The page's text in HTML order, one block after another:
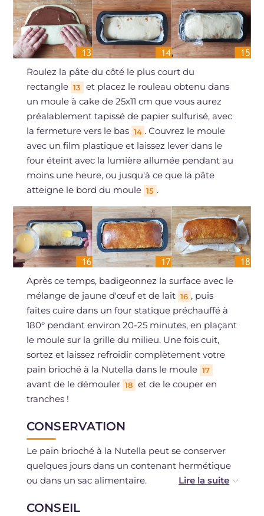
Roulez la pâte du côté le plus court du
rectangle 13
et placez le rouleau obtenu dans
un moule à cake de 25x11 cm que vous aurez
préalablement tapissé de papier sulfurisé, avec
la fermeture vers le bas 14 . Couvrez le moule
avec un film plastique et laissez lever dans le
four éteint avec la lumière allumée pendant au
moins une heure, ou jusqu'à ce que la pâte
atteigne le bord du moule 15 .
Après ce temps, badigeonnez la surface avec le
mélange de jaune d'œuf et de lait 16 , puis
faites cuire dans un four statique préchauffé à
180° pendant environ 20-25 minutes, en plaçant
le moule sur la grille du milieu. Une fois cuit,
sortez et laissez refroidir complètement votre
pain brioché à la Nutella dans le moule 17
avant de le démouler 18 et de le couper en
tranches !
CONSERVATION
Le pain brioché à la Nutella peut se conserver
quelques jours dans un contenant hermétique
ou dans un sac alimentaire.
Vous pouvez le congeler après l'avoir cuit et
CONSEIL